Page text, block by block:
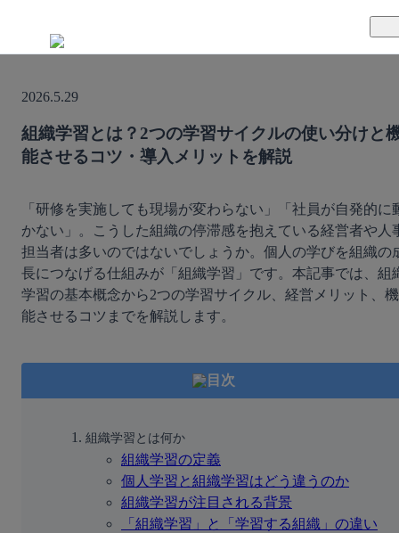
TUNAGの特徴
サポート体制
セキュリティ体制
料金案内
導入事例
活用方法
運営会社
セミナー
2026.5.29
組織学習とは？2つの学習サイクルの使い分けと
能させるコツ・導入メリットを解説
「研修を実施しても現場が変わらない」「社員が自発的に
かない」。こうした組織の停滞感を抱えている経営者や人
担当者は多いのではないでしょうか。個人の学びを組織の
長につなげる仕組みが「組織学習」です。本記事では、組
学習の基本概念から2つの学習サイクル、経営メリット、機
能させるコツまでを解説します。
目次
組織学習とは何か
組織学習の定義
個人学習と組織学習はどう違うのか
組織学習が注目される背景
「組織学習」と「学習する組織」の違い